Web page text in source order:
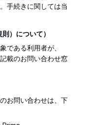
手続きに関しては当
）について）
である利用者が、
載のお問い合わせ窓
お問い合わせは、下